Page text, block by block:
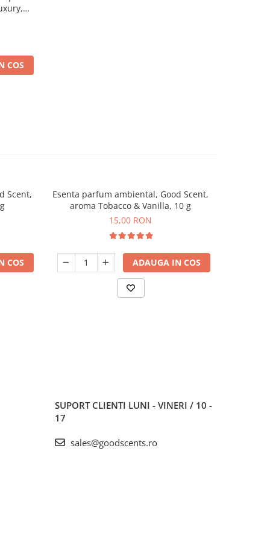
COS
Scent,
COS
Esenta parfum ambiental, Good Scent,
aroma Tobacco & Vanilla, 10 g
15,00 RON
ADAUGA IN COS
SUPORT CLIENTI LUNI - VINERI / 10 -
17
sales@goodscents.ro